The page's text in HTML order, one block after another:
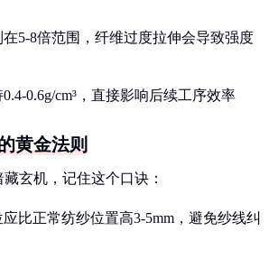
5-8倍范围，纤维过度拉伸会导致强度
0.6g/cm³，直接影响后续工序效率
黄金法则
玄机，记住这个口诀：
应比正常纺纱位置高3-5mm，避免纱线纠